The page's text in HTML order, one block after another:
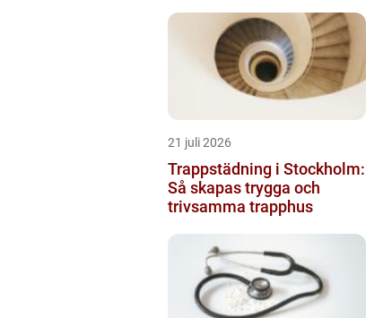
21 juli 2026
Trappstädning i Stockholm:
Så skapas trygga och
trivsamma trapphus